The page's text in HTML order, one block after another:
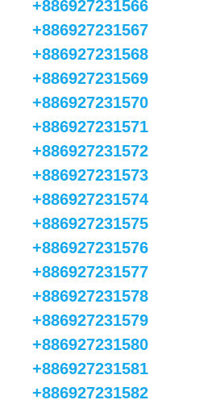
+886927231566
+886927231567
+886927231568
+886927231569
+886927231570
+886927231571
+886927231572
+886927231573
+886927231574
+886927231575
+886927231576
+886927231577
+886927231578
+886927231579
+886927231580
+886927231581
+886927231582